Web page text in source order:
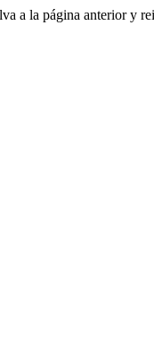
a la página anterior y